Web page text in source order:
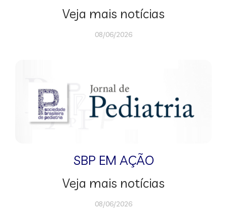
Veja mais notícias
08/06/2026
SBP EM AÇÃO
Veja mais notícias
08/06/2026